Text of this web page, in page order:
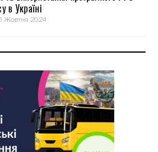
в Україні
Жовтня 2024